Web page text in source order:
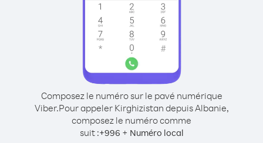
Composez le numéro sur le pavé numérique
Viber.Pour appeler Kirghizistan depuis Albanie,
composez le numéro comme
suit :+996 + Numéro local